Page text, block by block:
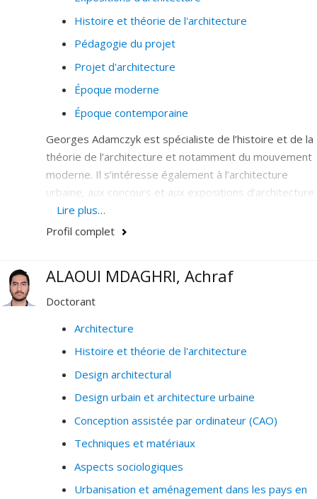
Histoire et théorie de l'architecture
Pédagogie du projet
Projet d'architecture
Époque moderne
Époque contemporaine
Georges Adamczyk est spécialiste de l’histoire et de la
théorie de l’architecture et notamment du mouvement
moderne. Il s’intéresse également à l’architecture
urbaine, aux concours et aux expositions d’architecture
ainsi qu’à la critique architecturale. Ses recherches
concernent aussi la pédagogie du projet architectural. Il
(LEAP).
Lire plus…
Profil complet
ALAOUI MDAGHRI, Achraf
Doctorant
Architecture
Histoire et théorie de l'architecture
Design architectural
Design urbain et architecture urbaine
Conception assistée par ordinateur (CAO)
Techniques et matériaux
Aspects sociologiques
Urbanisation et aménagement dans les pays en